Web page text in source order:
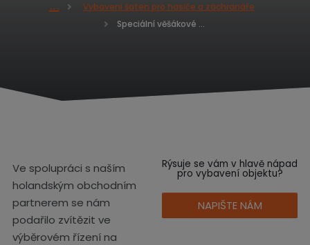
s
a
Vybavení šaten pro hasiče a záchranáře
Speciální věšákové sestavy s úložnými boxy
Ve spolupráci s naším
holandským obchodním
partnerem se nám
podařilo zvítězit ve
výběrovém řízení na
Rýsuje se vám v hlavě nápad
pro vybavení objektu?
NAPIŠTE NÁM